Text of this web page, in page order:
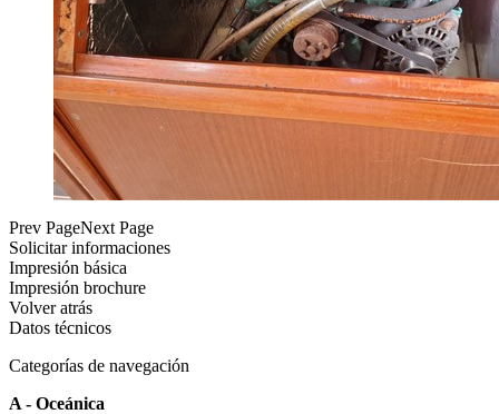
Prev PageNext Page
Solicitar informaciones
Impresión básica
Impresión brochure
Volver atrás
Datos técnicos
Categorías de navegación
A - Oceánica